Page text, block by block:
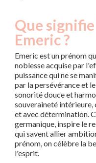
Que
Emeric ?
Emeric est un prénom
noblesse acquise par
puissance qui ne se
par la persévérance et
sonorité douce et
souveraineté
et avec détermination.
germanique, inspire le
qui savent allier
prénom, on célèbre la
l'esprit.